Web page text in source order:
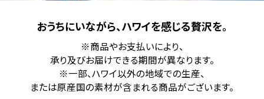
おうちにいながら、ハワイを感じる贅沢を。
※商品やお支払いにより、
承り及びお届けできる期間が異なります。
※一部、ハワイ以外の地域での生産、
または原産国の素材が含まれる商品がございます。